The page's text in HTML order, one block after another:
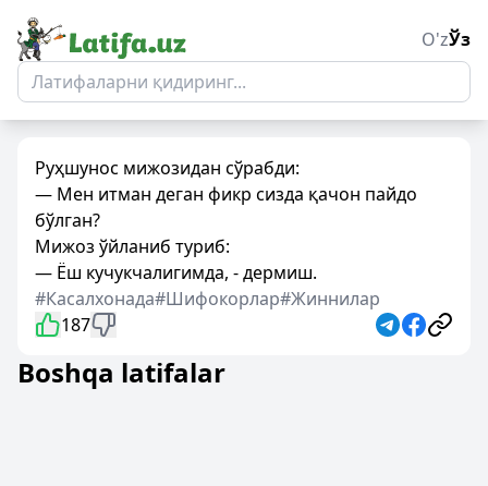
O'zЎз
Руҳшунос мижозидан сўрабди:
— Мен итман деган фикр сизда қачон пайдо
бўлган?
Мижоз ўйланиб туриб:
— Ёш кучукчалигимда, - дермиш.
#Касалхонада#Шифокорлар#Жиннилар
187
Boshqa latifalar